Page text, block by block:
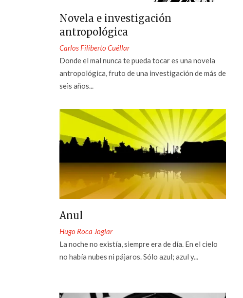
Novela e investigación
antropológica
Carlos Filiberto Cuéllar
Donde el mal nunca te pueda tocar es una novela
antropológica, fruto de una investigación de más de
seis años...
Anul
Hugo Roca Joglar
La noche no existía, siempre era de día. En el cielo
no había nubes ni pájaros. Sólo azul; azul y...